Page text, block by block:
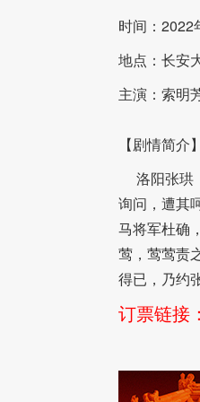
时间：2022
地点：长安
主演：索明
【剧情简介】
洛阳张珙
询问，遭其
马将军杜确
莺，莺莺责
得已，乃约
订票链接：